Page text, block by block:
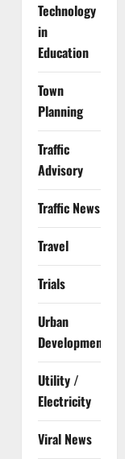
Technology
in
Education
Town
Planning
Traffic
Advisory
Traffic News
Travel
Trials
Urban
Development
Utility /
Electricity
Viral News